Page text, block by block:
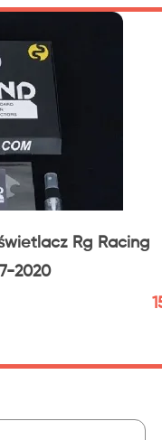
Rg Racing
2020